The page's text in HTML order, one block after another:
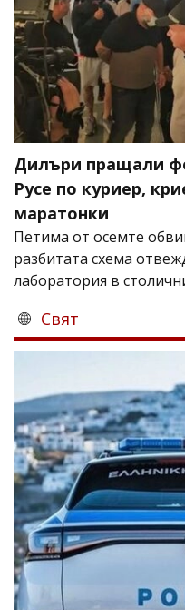
Дилъри пращали
Русе по куриер,
маратонки
Петима от осемте
разбитата схема
лаборатория в
Свят